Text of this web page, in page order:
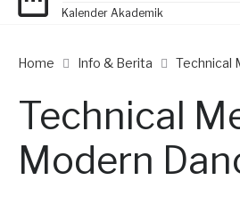
Kalender Akademik
Home Info & Berita Technical
Technical
Modern